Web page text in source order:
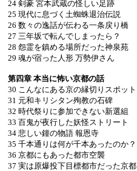
24 剣豪 宮本武蔵の怪しい足跡
25 現代に息づく土蜘蛛退治伝説
26 数々の逸話が伝わる一条戻り橋
27 三年坂で転んでしまったら？
28 怨霊を鎮める場所だった神泉苑
29 魂が宿った人形 万勢伊さん
第四章 本当に怖い京都の話
30 こんなにある京の縁切りスポット
31 元和キリシタン殉教の石碑
32 時代祭りに参加できない新選組
33 百鬼が夜行した妖怪ストリート
34 悲しい鐘の物語 報恩寺
35 千本通りは何が千本あったのか？
36 京都にもあった都市空襲
37 実は原爆投下目標都市だった京都